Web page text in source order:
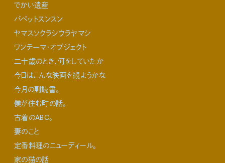
でかい遺産
パペットスンスン
ヤマスソクラシウラヤマシ
ワンテーマ・オブジェクト
二十歳のとき、何をしていたか
今日はこんな映画を観ようかな
今月の副読書。
僕が住む町の話。
古着のABC。
妻のこと
定番料理のニューディール。
家の猫の話